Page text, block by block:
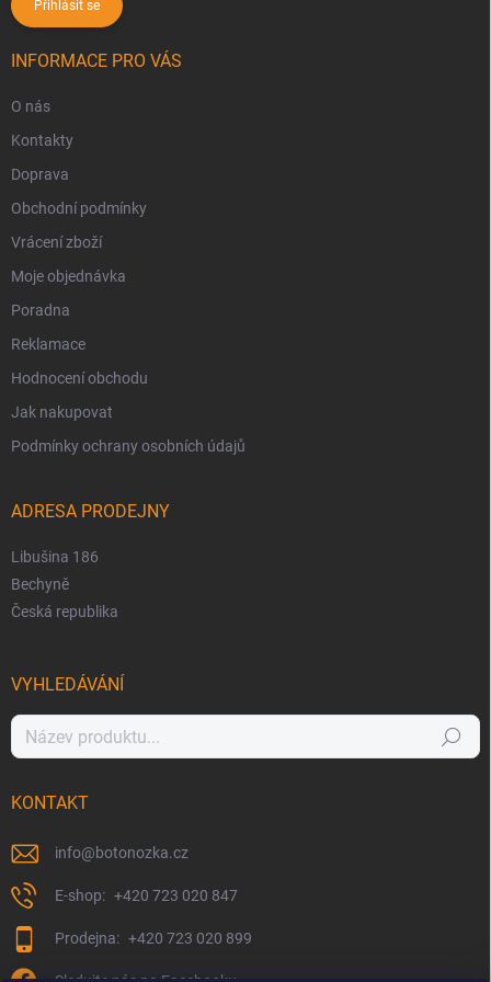
Přihlásit se
INFORMACE PRO VÁS
O nás
Kontakty
Doprava
Obchodní podmínky
Vrácení zboží
Moje objednávka
Poradna
Reklamace
Hodnocení obchodu
Jak nakupovat
Podmínky ochrany osobních údajů
ADRESA PRODEJNY
Libušina 186
Bechyně
Česká republika
VYHLEDÁVÁNÍ
Hledat
KONTAKT
info@botonozka.cz
+420 723 020 847
+420 723 020 899